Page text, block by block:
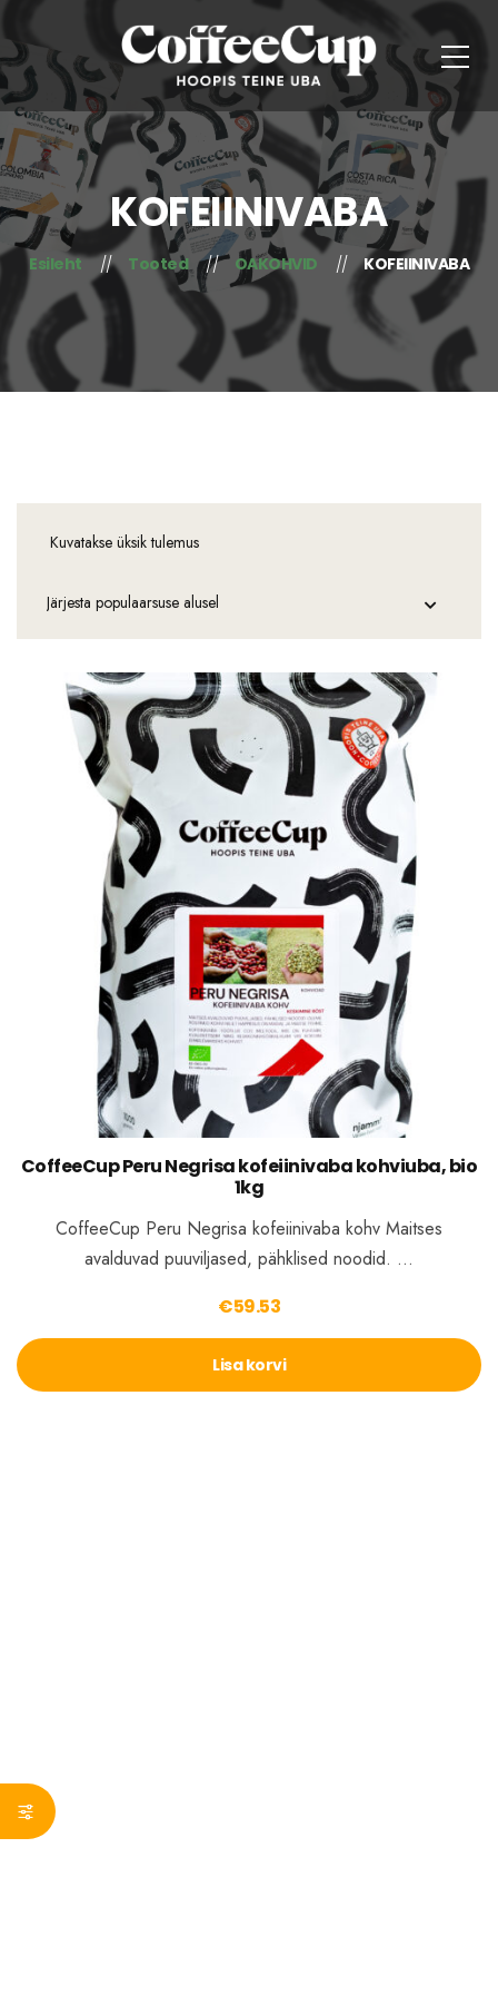
KOFEIINIVABA
Esileht Tooted OAKOHVID KOFEIINIVABA
Kuvatakse üksik tulemus
CoffeeCup Peru Negrisa kofeiinivaba kohviuba, bio
1kg
CoffeeCup Peru Negrisa kofeiinivaba kohv Maitses
avalduvad puuviljased, pähklised noodid. …
€59.53
Lisa korvi